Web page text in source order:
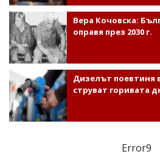
Вера Кочовска:
оправя през 2030 г.
Дизелът поевтиня
струват горивата
Error9